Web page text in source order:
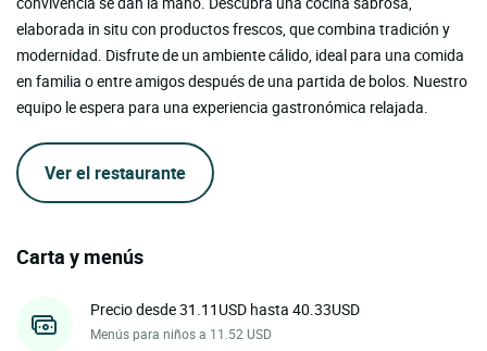
elaborada in situ con productos frescos, que combina tradición y
modernidad. Disfrute de un ambiente cálido, ideal para una comida
en familia o entre amigos después de una partida de bolos. Nuestro
equipo le espera para una experiencia gastronómica relajada.
Ver el restaurante
Carta y menús
Precio desde 31.11USD hasta 40.33USD
Menús para niños a 11.52 USD